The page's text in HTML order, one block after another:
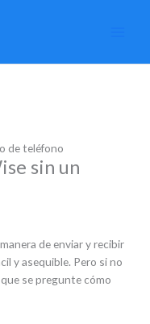
de teléfono
sin un
de enviar y recibir
y asequible. Pero si no
se pregunte cómo